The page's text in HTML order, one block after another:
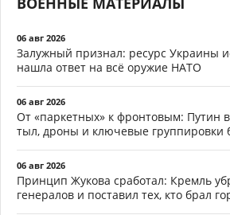
06 авг 2026
Залужный признал: ресурс Украины
нашла ответ на всё оружие НАТО
06 авг 2026
От «паркетных» к фронтовым: Путин
тыл, дроны и ключевые группировки
06 авг 2026
Принцип Жукова сработал: Кремль
генералов и поставил тех, кто брал